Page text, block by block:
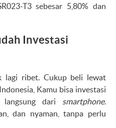
T3 sebesar 5,80% dan
Investasi
lagi ribet. Cukup beli lewat
Kamu bisa investasi
langsung dari
smartphone.
dan nyaman, tanpa perlu